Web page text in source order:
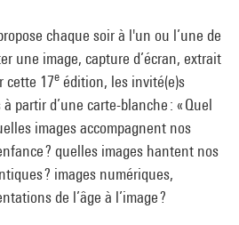
chaque soir à l'un ou l’une de
une image, capture d’écran, extrait
cette 17e édition, les invité(e)s
partir d’une carte-blanche : « Quel
images accompagnent nos
? quelles images hantent nos
? images numériques,
de l’âge à l’image ?